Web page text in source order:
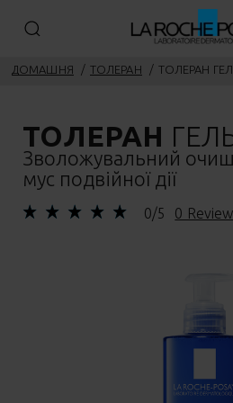
ДОМАШНЯ ТОЛEРАН ТОЛЕРАН
ТОЛЕРАН
Зволожувальний
мус подвійної дії
0/5 0